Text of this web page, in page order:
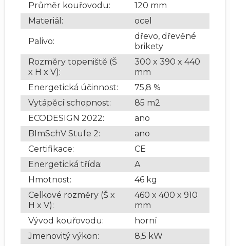
Průměr kouřovodu:
120 mm
Materiál : ocel
Palivo:
dřevo, dřevěné
brikety
Rozměry topeniště (Š
x H x V):
300 x 390 x 440
mm
Energetická účinnost:
75,8 %
Vytápěcí schopnost:
85 m2
ECODESIGN 2022:
ano
BImSchV Stufe 2:
ano
Certifikace:
CE
Energetická třída:
A
Hmotnost:
46 kg
Celkové rozměry (Š x
H x V):
460 x 400 x 910
mm
Vývod kouřovodu:
horní
Jmenovitý výkon:
8,5 kW